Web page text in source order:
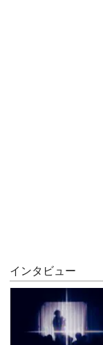
インタビュー